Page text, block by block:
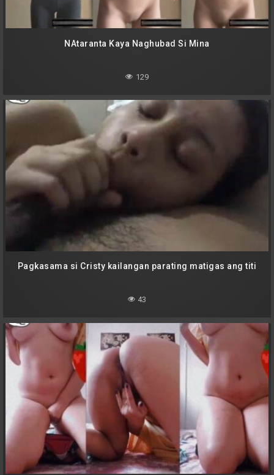
NAtaranta Kaya Naghubad Si Mina
129
Pagkasama si Cristy kailangan parating matigas ang titi
43